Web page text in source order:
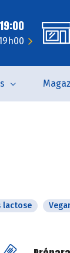
lactose